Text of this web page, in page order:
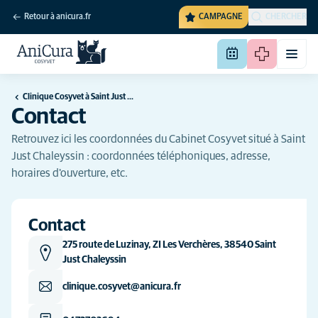
Retour à anicura.fr CAMPAGNE CHERCHER
Clinique Cosyvet à Saint Just Chaleyssin
Contact
Retrouvez ici les coordonnées du Cabinet Cosyvet situé à Saint
Just Chaleyssin : coordonnées téléphoniques, adresse,
horaires d'ouverture, etc.
Contact
275 route de Luzinay, ZI Les Verchères, 38540 Saint
Just Chaleyssin
clinique.cosyvet@anicura.fr